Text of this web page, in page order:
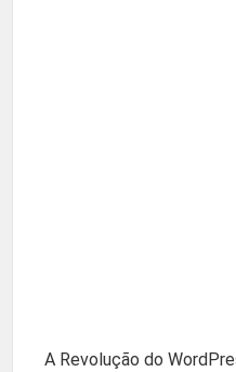
A Revolução do